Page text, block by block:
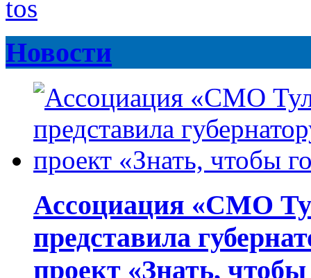
Новости
Ассоциация «СМО
представила
проект «Знать,